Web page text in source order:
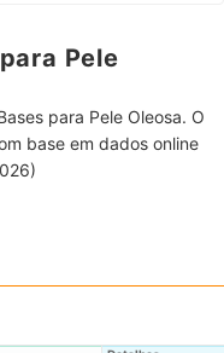
Pele
para Pele Oleosa. O
base em dados online